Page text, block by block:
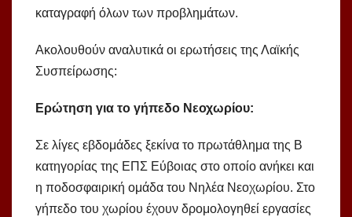
καταγραφή όλων των προβλημάτων.
Ακολουθούν αναλυτικά οι ερωτήσεις της Λαϊκής
Συσπείρωσης:
Ερώτηση για το γήπεδο Νεοχωρίου:
Σε λίγες εβδομάδες ξεκίνα το πρωτάθλημα της Β
κατηγορίας της ΕΠΣ Εύβοιας στο οποίο ανήκει και
η ποδοσφαιρική ομάδα του Νηλέα Νεοχωρίου. Στο
γήπεδο του χωρίου έχουν δρομολογηθεί εργασίες